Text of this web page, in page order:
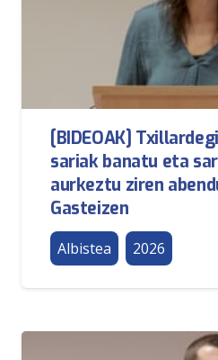
[BIDEOAK]
sariak banatu eta
aurkeztu ziren
Gasteizen
Albistea 2026